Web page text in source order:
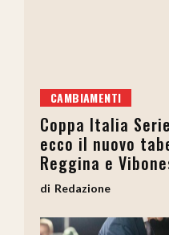
CAMBIAMENTI
Coppa Italia
ecco il nuovo
Reggina e
Redazione